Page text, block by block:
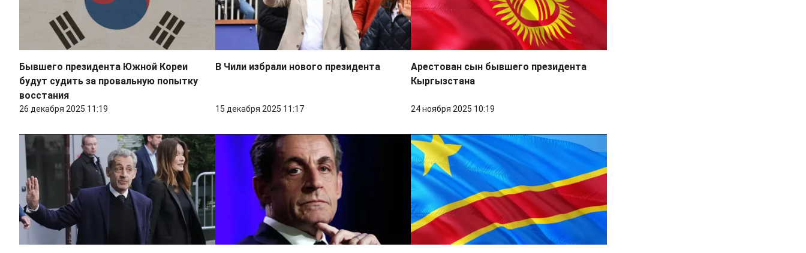
Бывшего президента Южной Кореи
будут судить за провальную попытку
восстания
26 декабря 2025 11:19
В Чили избрали нового президента
15 декабря 2025 11:17
Арестован сын бывшего президента
Кыргызстана
24 ноября 2025 10:19